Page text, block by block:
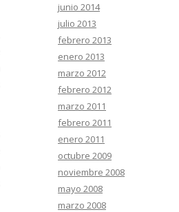
junio 2014
julio 2013
febrero 2013
enero 2013
marzo 2012
febrero 2012
marzo 2011
febrero 2011
enero 2011
octubre 2009
noviembre 2008
mayo 2008
marzo 2008